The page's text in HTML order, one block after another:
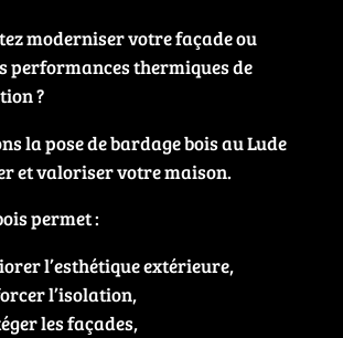
moderniser votre façade ou
performances thermiques de
?
la pose de bardage bois au Lude
et valoriser votre maison.
permet :
l’esthétique extérieure,
l’isolation,
les façades,